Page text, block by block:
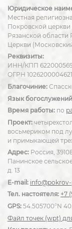
Юридическое
Местная
Покровской
Рязанской области
Церкви
Реквизиты:
ИНН/КПП
ОГРН 1026200004621
Благочиние:
Язык
Время работы: по
Проект:
восьмериком под
и примыкающей
Адрес: Россия,
Панинское
д. 13
E-mail:
Тел. настоятеля: +7
GPS: 54.505700°N
Файл точек (wpt)